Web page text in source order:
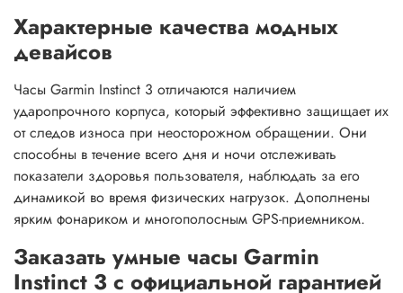
Характерные качества модных
девайсов
Часы Garmin Instinct 3 отличаются наличием
ударопрочного корпуса, который эффективно защищает их
от следов износа при неосторожном обращении. Они
способны в течение всего дня и ночи отслеживать
показатели здоровья пользователя, наблюдать за его
динамикой во время физических нагрузок. Дополнены
ярким фонариком и многополосным GPS-приемником.
Заказать умные часы Garmin
Instinct 3 с официальной гарантией